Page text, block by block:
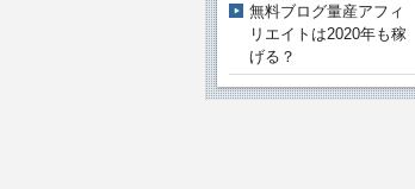
無料ブログ量産アフィ
リエイトは2020年も稼
げる？